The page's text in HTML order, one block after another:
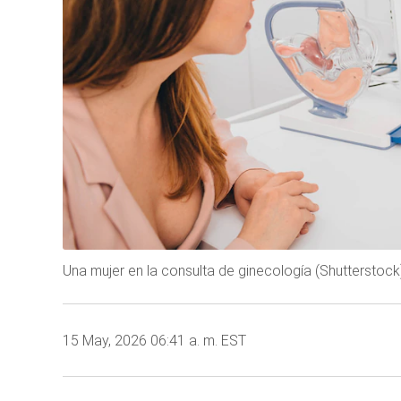
Una mujer en la consulta de ginecología
15 May, 2026 06:41 a. m. EST